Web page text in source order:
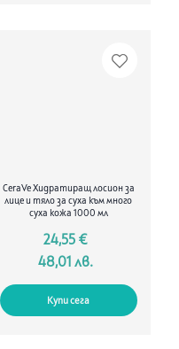
CeraVe Хидратиращ лосион за
лице и тяло за суха към много
суха кожа 1000 мл
24,55 €
48,01 лв.
Купи сега